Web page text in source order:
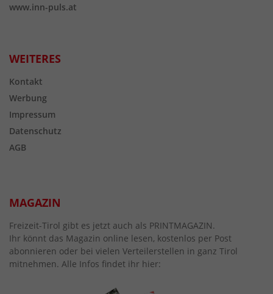
www.inn-puls.at
WEITERES
Kontakt
Werbung
Impressum
Datenschutz
AGB
MAGAZIN
Freizeit-Tirol gibt es jetzt auch als PRINTMAGAZIN.
Ihr könnt das Magazin online lesen, kostenlos per Post
abonnieren oder bei vielen Verteilerstellen in ganz Tirol
mitnehmen. Alle Infos findet ihr hier: